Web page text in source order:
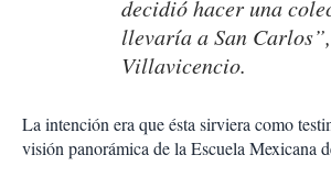
decidió hacer una
llevaría a San
Villavicencio.
La intención era que ésta sirviera como
visión panorámica de la Escuela Mexicana